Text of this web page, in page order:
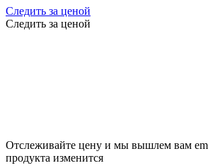
Следить за ценой
Следить за ценой
Отслеживайте цену и мы вышлем вам
продукта изменится